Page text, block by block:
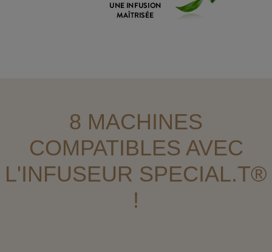
8 MACHINES
COMPATIBLES AVEC
L'INFUSEUR SPECIAL.T®
!